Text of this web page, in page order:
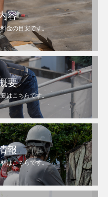
容
金の目安です。
要
はこちらです。
報
はこちらです。